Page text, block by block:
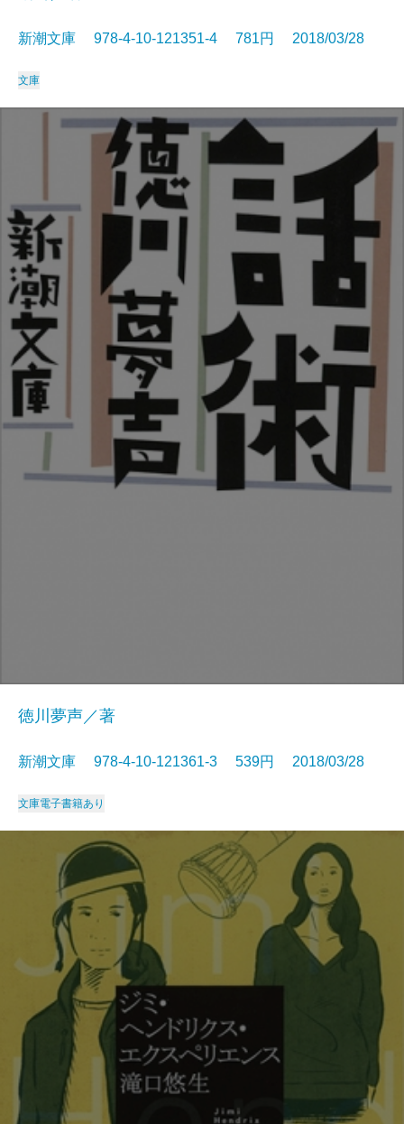
新潮文庫 978-4-10-121351-4 781円 2018/03/28
文庫
徳川夢声／著
新潮文庫 978-4-10-121361-3 539円 2018/03/28
文庫電子書籍あり